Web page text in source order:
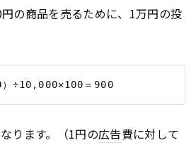
の商品を売るために、1万円の投
ります。（1円の広告費に対して